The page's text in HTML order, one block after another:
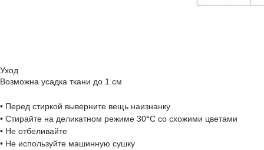
Уход
Возможна усадка ткани до 1 см
• Перед стиркой выверните вещь наизнанку
• Стирайте на деликатном режиме 30°C со схожими цветами
• Не отбеливайте
• Не используйте машинную сушку